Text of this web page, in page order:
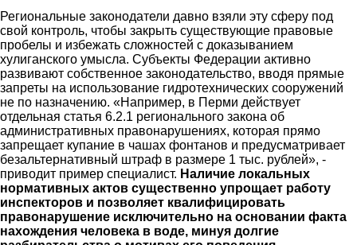
Региональные законодатели давно взяли эту сферу под
свой контроль, чтобы закрыть существующие правовые
пробелы и избежать сложностей с доказыванием
хулиганского умысла. Субъекты Федерации активно
развивают собственное законодательство, вводя прямые
запреты на использование гидротехнических сооружений
не по назначению. «Например, в Перми действует
отдельная статья 6.2.1 регионального закона об
административных правонарушениях, которая прямо
запрещает купание в чашах фонтанов и предусматривает
безальтернативный штраф в размере 1 тыс. рублей», -
приводит пример специалист. Наличие локальных
нормативных актов существенно упрощает работу
инспекторов и позволяет квалифицировать
правонарушение исключительно на основании факта
нахождения человека в воде, минуя долгие